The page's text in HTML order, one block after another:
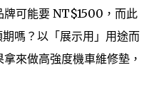
牌可能要 NT$1500，而此
嗎？以「展示用」用途而
來做高強度機車維修墊，